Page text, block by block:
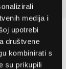
medija i
upotrebi
društvene
kombinirati s
su prikupili